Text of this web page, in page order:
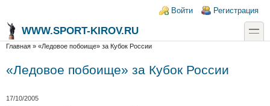
Login links
Войти Регистрация
WWW.SPORT-KIROV.RU
toggle
Вы здесь
Главная » «Ледовое побоище» за Кубок России
«Ледовое побоище» за Кубок России
17/10/2005